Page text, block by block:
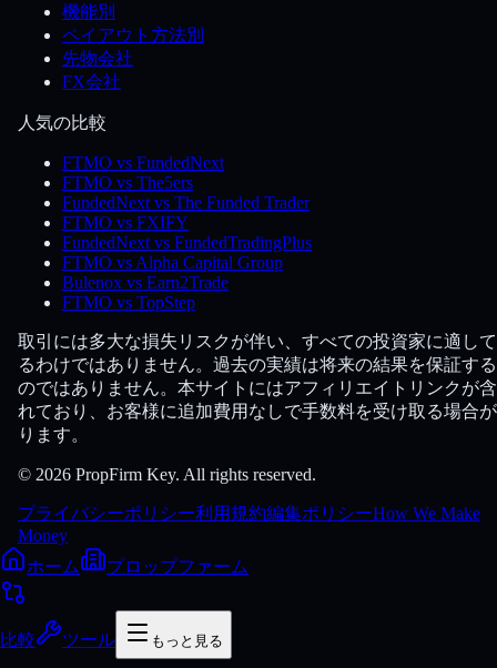
機能別
ペイアウト方法別
先物会社
FX会社
人気の比較
FTMO vs FundedNext
FTMO vs The5ers
FundedNext vs The Funded Trader
FTMO vs FXIFY
FundedNext vs FundedTradingPlus
FTMO vs Alpha Capital Group
Bulenox vs Earn2Trade
FTMO vs TopStep
取引には多大な損失リスクが伴い、すべての投資家に適し
るわけではありません。過去の実績は将来の結果を保証す
のではありません。本サイトにはアフィリエイトリンクが
れており、お客様に追加費用なしで手数料を受け取る場合
ります。
© 2026 PropFirm Key. All rights reserved.
プライバシーポリシー利用規約編集ポリシーHow We Make
Money
ホーム
プロップファーム
比較 ツール もっと見る